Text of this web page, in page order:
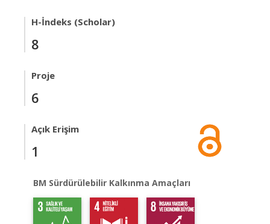
H-İndeks (Scholar)
8
Proje
6
Açık Erişim
1
BM Sürdürülebilir Kalkınma Amaçları